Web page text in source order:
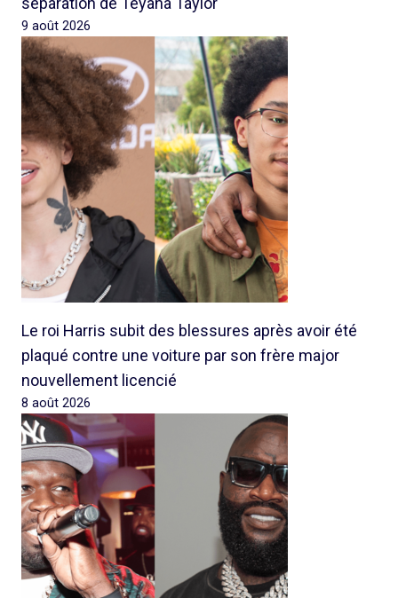
9 août 2026
Le roi Harris subit des blessures après avoir été
plaqué contre une voiture par son frère major
nouvellement licencié
8 août 2026